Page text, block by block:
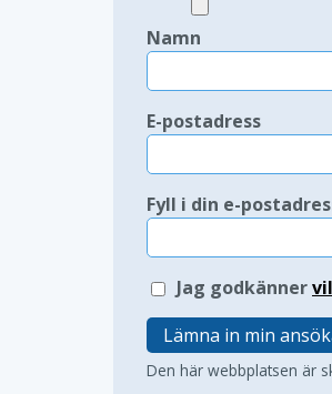
Namn
E-postadress
Fyll i din e-
Jag godkänner
Lämna in min
Den här webbplatsen är